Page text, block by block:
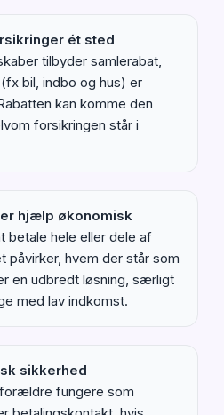
ét sted
tilbyder samlerabat,
bil, indbo og hus) er
kan komme den
forsikringen står i
hjælp økonomisk
hele eller dele af
påvirker, hvem der står som
en udbredt løsning, særligt
med lav indkomst.
sikkerhed
fungere som